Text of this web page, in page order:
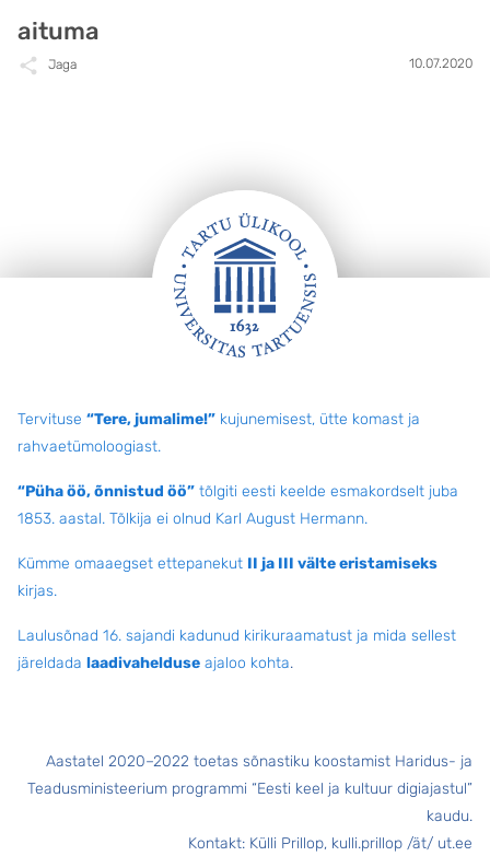
aituma
Jaga 10.07.2020
Tervituse “Tere, jumalime!” kujunemisest, ütte komast ja
rahvaetümoloogiast.
“Püha öö, õnnistud öö” tõlgiti eesti keelde esmakordselt juba
1853. aastal. Tõlkija ei olnud Karl August Hermann.
Kümme omaaegset ettepanekut II ja III välte eristamiseks
kirjas.
Laulusõnad 16. sajandi kadunud kirikuraamatust ja mida sellest
järeldada laadivahelduse ajaloo kohta.
Aastatel 2020–2022 toetas sõnastiku koostamist Haridus- ja
Teadusministeerium programmi “Eesti keel ja kultuur digiajastul”
kaudu.
Kontakt: Külli Prillop, kulli.prillop /ät/ ut.ee